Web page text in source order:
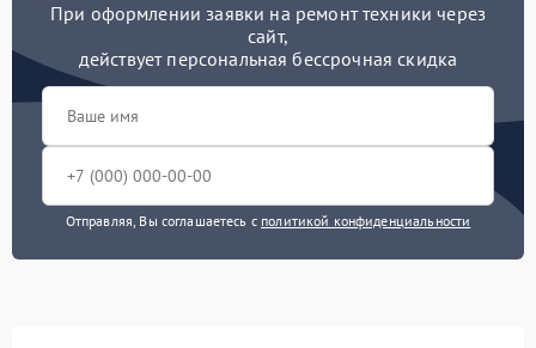
При оформлении заявки на ремонт техники через
сайт,
действует персональная бессрочная скидка
Отправляя, Вы соглашаетесь с политикой конфиденциальности